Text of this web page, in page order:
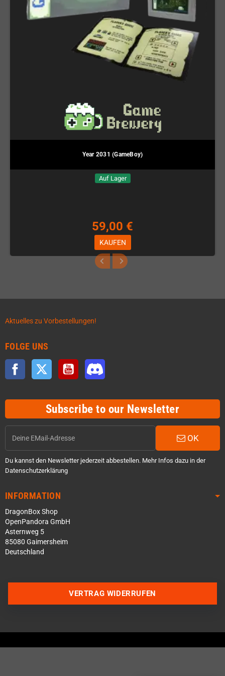
Year 2031 (GameBoy)
Auf Lager
59,00 €
KAUFEN
Aktuelles zu Vorbestellungen!
FOLGE UNS
Facebook Twitter YouTube
Subscribe to our Newsletter
OK
Du kannst den Newsletter jederzeit abbestellen. Mehr Infos dazu in der
Datenschutzerklärung
INFORMATION
DragonBox Shop
OpenPandora GmbH
Asternweg 5
85080 Gaimersheim
Deutschland
Über WhatsApp schreiben
Discord Server beitreten
VERTRAG WIDERRUFEN